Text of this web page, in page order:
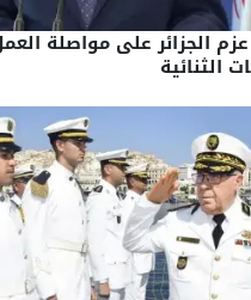
الجزائر على مواصلة
الثنائية